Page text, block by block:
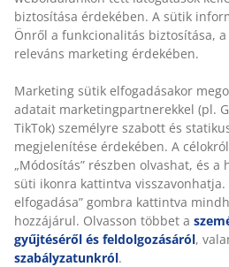
100% poliészter (50%
140x245 cm
SKU: 5001007
Részletes Adatok
biztosítása érdekében. A sütik
Önről a funkcionalitás biztosítása,
releváns marketing érdekében.
Marketing sütik elfogadásakor
adatait marketingpartnerekkel (pl.
TikTok) személyre szabott és
megjelenítése érdekében. A
„Módosítás” részben olvashat, és a
süti ikonra kattintva visszavonhatja.
elfogadása” gombra kattintva
hozzájárul. Olvasson többet a
gyűjtéséről és feldolgozásáról,
szabályzatunkról.